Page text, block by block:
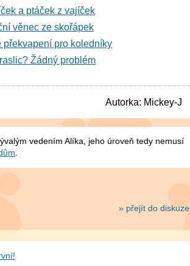
a ptáček z vajíček
věnec ze skořápek
pro koledníky
Žádný problém
Autorka: Mickey-J
vedením Alíka, jeho úroveň tedy nemusí
» přejít do diskuze